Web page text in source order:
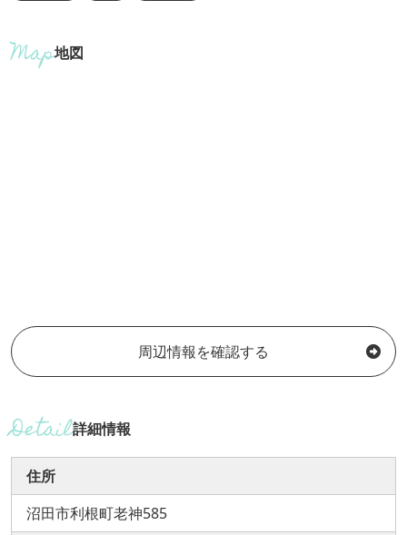
地図
周辺情報を確認する
詳細情報
住所
沼田市利根町老神585